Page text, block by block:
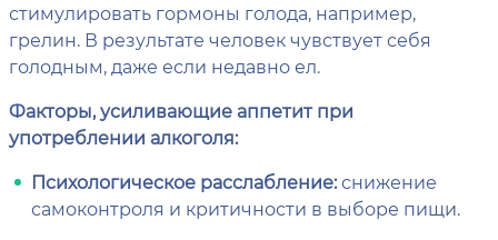
стимулировать гормоны голода, например,
грелин. В результате человек чувствует себя
голодным, даже если недавно ел.
Факторы, усиливающие аппетит при
употреблении алкоголя:
Психологическое расслабление:снижение
самоконтроля и критичности в выборе пищи.